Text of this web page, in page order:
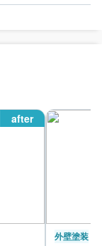
after
外壁塗装